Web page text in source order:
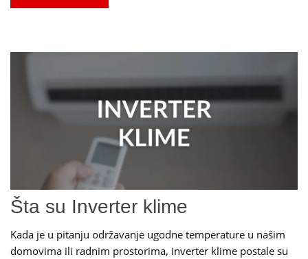
Šta su Inverter klime
Kada je u pitanju održavanje ugodne temperature u našim
domovima ili radnim prostorima, inverter klime postale su